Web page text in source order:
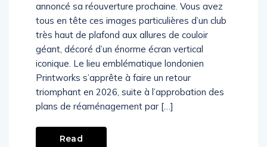
annoncé sa réouverture prochaine. Vous avez
tous en tête ces images particulières d’un club
très haut de plafond aux allures de couloir
géant, décoré d’un énorme écran vertical
iconique. Le lieu emblématique londonien
Printworks s’apprête à faire un retour
triomphant en 2026, suite à l’approbation des
plans de réaménagement par […]
Read